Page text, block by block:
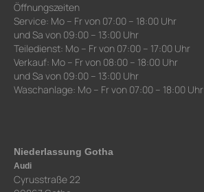
Öffnungszeiten
Service: Mo – Fr von 07:00 – 18:00 Uhr
und Sa von 09:00 – 13:00 Uhr
Teiledienst: Mo – Fr von 07:00 – 17:00 Uhr
Verkauf: Mo – Fr von 08:00 – 18:00 Uhr
und Sa von 09:00 – 13:00 Uhr
Waschanlage: Mo – Fr von 07:00 – 18:00 Uhr
Niederlassung Gotha
Audi
Cyrusstraße 22